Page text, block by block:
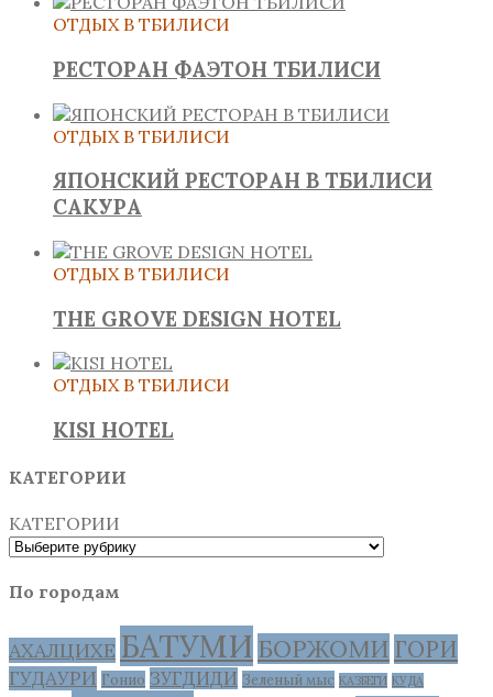
ОТДЫХ В ТБИЛИСИ
РЕСТОРАН ФАЭТОН ТБИЛИСИ
ОТДЫХ В ТБИЛИСИ
ЯПОНСКИЙ РЕСТОРАН В ТБИЛИСИ
САКУРА
ОТДЫХ В ТБИЛИСИ
THE GROVE DESIGN HOTEL
ОТДЫХ В ТБИЛИСИ
KISI HOTEL
КАТЕГОРИИ
КАТЕГОРИИ
По городам
АХАЛЦИХЕ БАТУМИ БОРЖОМИ ГОРИ
ГУДАУРИ Гонио ЗУГДИДИ Зеленый мыс КАЗБЕГИ КУДА